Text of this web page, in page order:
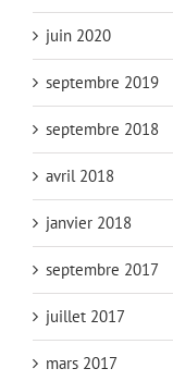
juin 2020
septembre 2019
septembre 2018
avril 2018
janvier 2018
septembre 2017
juillet 2017
mars 2017